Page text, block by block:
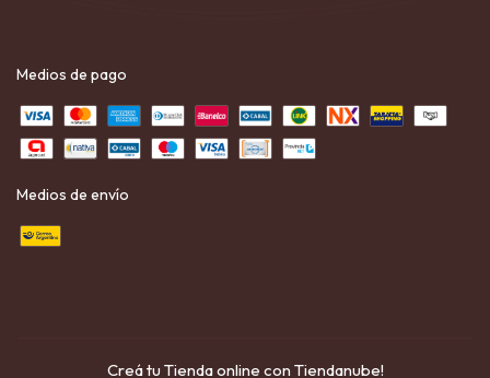
Medios de pago
Medios de envío
Creá tu Tienda online con Tiendanube!